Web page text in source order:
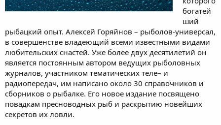
богатей
ший
рыбацкий опыт. Алексей Горяйнов – рыболов-универсал,
в совершенстве владеющий всеми известными видами
любительских снастей. Уже более двух десятилетий он
является постоянным автором ведущих рыболовных
журналов, участником тематических теле– и
радиопередач, им написано около 30 справочников и
сборников о рыбалке. Его новое издание посвящено
повадкам пресноводных рыб и раскрытию новейших
секретов их ловли.